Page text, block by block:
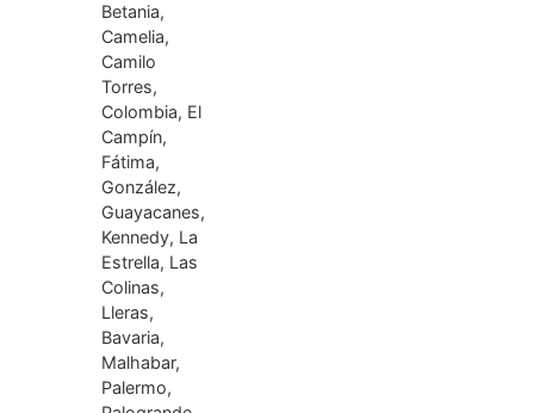
Betania,
Camelia,
Camilo
Torres,
Colombia, El
Campín,
Fátima,
González,
Guayacanes,
Kennedy, La
Estrella, Las
Colinas,
Lleras,
Bavaria,
Malhabar,
Palermo,